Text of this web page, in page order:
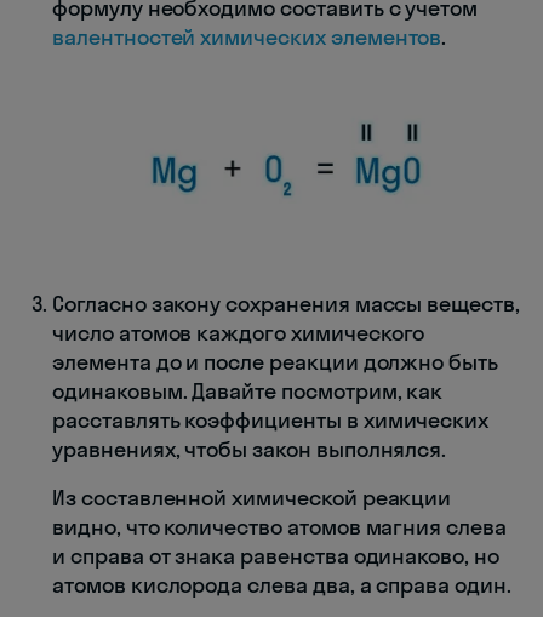
формулу необходимо составить с учетом
валентностей химических элементов.
Согласно закону сохранения массы веществ,
число атомов каждого химического
элемента до и после реакции должно быть
одинаковым. Давайте посмотрим, как
расставлять коэффициенты в химических
уравнениях, чтобы закон выполнялся.
Из составленной химической реакции
видно, что количество атомов магния слева
и справа от знака равенства одинаково, но
атомов кислорода слева два, а справа один.